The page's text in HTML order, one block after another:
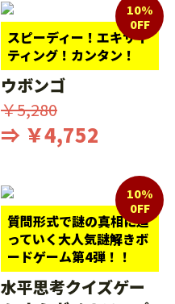
スピーディー！エキサイ
ティング！カンタン！
10%
0FF
ウボンゴ
￥5,280
⇒ ￥4,752
質問形式で謎の真相に迫
っていく大人気謎解きボ
ードゲーム第4弾！！
10%
0FF
水平思考クイズゲー